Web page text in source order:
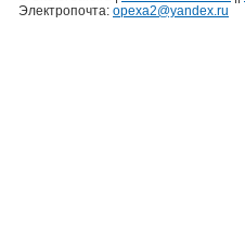
Электропочта: opexa2@yandex.ru